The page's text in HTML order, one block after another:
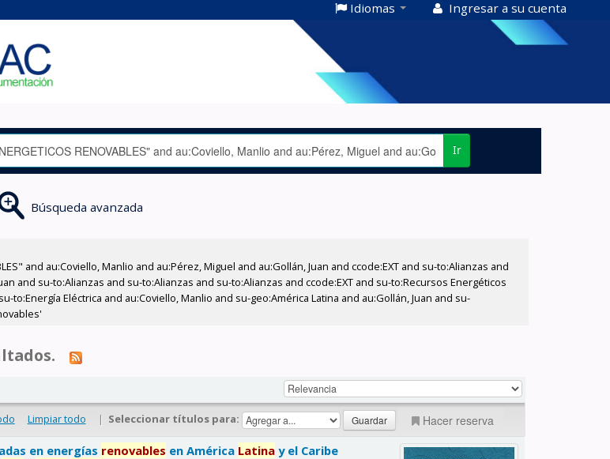
Idiomas Ingresar a su cuenta
Ir
Búsqueda avanzada
and au:Coviello, Manlio and au:Pérez, Miguel and au:Gollán, Juan and ccode:EXT and su-to:Alianzas and
and su-to:Alianzas and su-to:Alianzas and su-to:Alianzas and ccode:EXT and su-to:Recursos Energéticos
Eléctrica and au:Coviello, Manlio and su-geo:América Latina and au:Gollán, Juan and su-
Limpiar todo | Seleccionar títulos para: Hacer reserva
en energías renovables en América Latina y el Caribe